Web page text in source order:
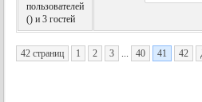
пользователей
() и 3 гостей
42 страниц 1 2 3 ... 40 41 42